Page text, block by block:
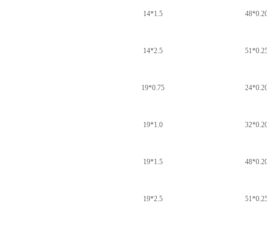
14*1.5
14*2.5
19*0.75
19*1.0
19*1.5
19*2.5